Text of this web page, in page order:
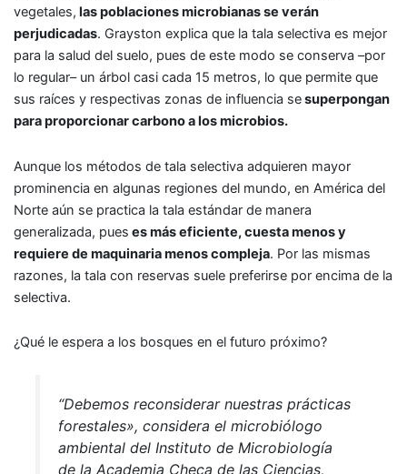
vegetales, las poblaciones microbianas se verán
perjudicadas. Grayston explica que la tala selectiva es mejor
para la salud del suelo, pues de este modo se conserva –por
lo regular– un árbol casi cada 15 metros, lo que permite que
sus raíces y respectivas zonas de influencia sesuperpongan
para proporcionar carbono a los microbios.
Aunque los métodos de tala selectiva adquieren mayor
prominencia en algunas regiones del mundo, en América del
Norte aún se practica la tala estándar de manera
generalizada, pues es más eficiente, cuesta menos y
requiere de maquinaria menos compleja. Por las mismas
razones, la tala con reservas suele preferirse por encima de la
selectiva.
¿Qué le espera a los bosques en el futuro próximo?
“Debemos reconsiderar nuestras prácticas
forestales», considera el microbiólogo
ambiental del Instituto de Microbiología
de la Academia Checa de las Ciencias,